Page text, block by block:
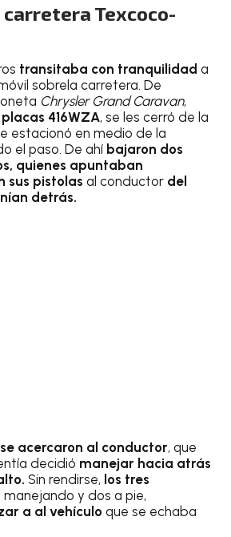
Texcoco-
transitaba con tranquilidada
sobrela carretera. De
Chrysler Grand Caravan,
416WZA, se les cerró de la
estacionó en medio de la
el paso. De ahí bajaron dos
quienes apuntaban
sus pistolas al conductor del
detrás.
acercaron al conductor, que
decidió manejar hacia atrás
Sin rendirse, los tres
manejando y dos a pie,
a al vehículo que se echaba